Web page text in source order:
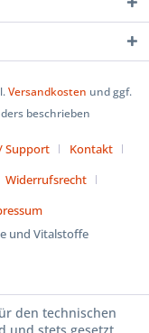
Versandkosten und ggf.
beschrieben
Support
Kontakt
Widerrufsrecht
und Vitalstoffe
den technischen